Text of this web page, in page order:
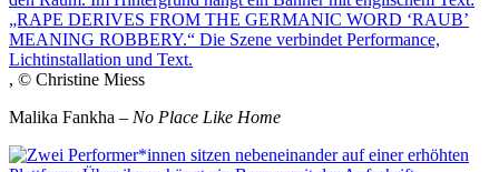
, © Christine Miess
Malika Fankha – No Place Like Home